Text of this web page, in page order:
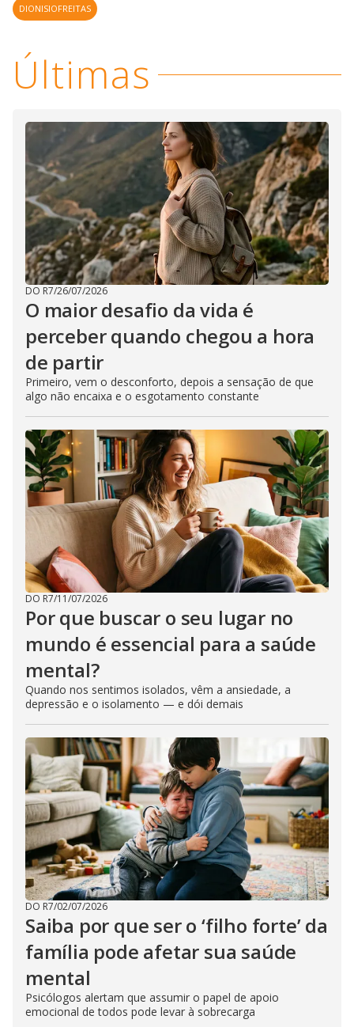
DIONISIOFREITAS
Últimas
DO R7/26/07/2026
O maior desafio da vida é
perceber quando chegou a hora
de partir
Primeiro, vem o desconforto, depois a sensação de que
algo não encaixa e o esgotamento constante
DO R7/11/07/2026
Por que buscar o seu lugar no
mundo é essencial para a saúde
mental?
Quando nos sentimos isolados, vêm a ansiedade, a
depressão e o isolamento — e dói demais
DO R7/02/07/2026
Saiba por que ser o ‘filho forte’ da
família pode afetar sua saúde
mental
Psicólogos alertam que assumir o papel de apoio
emocional de todos pode levar à sobrecarga